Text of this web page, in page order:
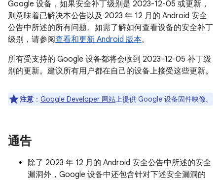
Google 设备，如果安全补丁级别是 2023-12-05 或更新，
则意味着已解决本公告以及 2023 年 12 月的 Android 安全
公告中所述的所有问题。如需了解如何查看设备的安全补丁
级别，请参阅查看和更新 Android 版本。
所有受支持的 Google 设备都将会收到 2023-12-05 补丁级
别的更新。建议所有用户都在自己的设备上接受这些更新。
注意 ： Google Developer 网站上提供 Google 设备固件映像。
通告
除了 2023 年 12 月的 Android 安全公告中所述的安全
漏洞外，Google 设备中还包含针对下述安全漏洞的